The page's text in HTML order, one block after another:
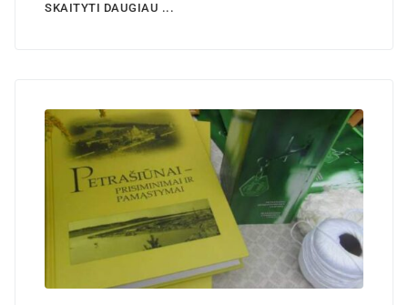
SKAITYTI DAUGIAU ...